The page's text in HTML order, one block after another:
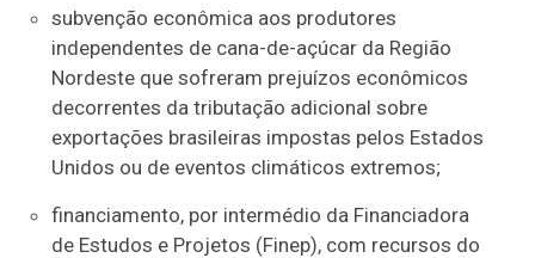
subvenção econômica aos produtores
independentes de cana-de-açúcar da Região
Nordeste que sofreram prejuízos econômicos
decorrentes da tributação adicional sobre
exportações brasileiras impostas pelos Estados
Unidos ou de eventos climáticos extremos;
financiamento, por intermédio da Financiadora
de Estudos e Projetos (Finep), com recursos do